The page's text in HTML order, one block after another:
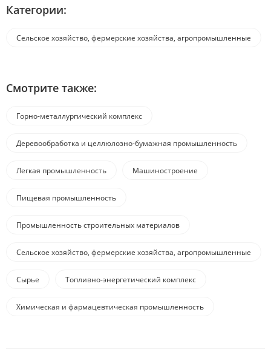
Категории:
Сельское хозяйство, фермерские хозяйства, агропромышленные
Смотрите также:
Горно-металлургический комплекс
Деревообработка и целлюлозно-бумажная промышленность
Легкая промышленность Машиностроение
Пищевая промышленность
Промышленность строительных материалов
Сельское хозяйство, фермерские хозяйства, агропромышленные
Сырье Топливно-энергетический комплекс
Химическая и фармацевтическая промышленность